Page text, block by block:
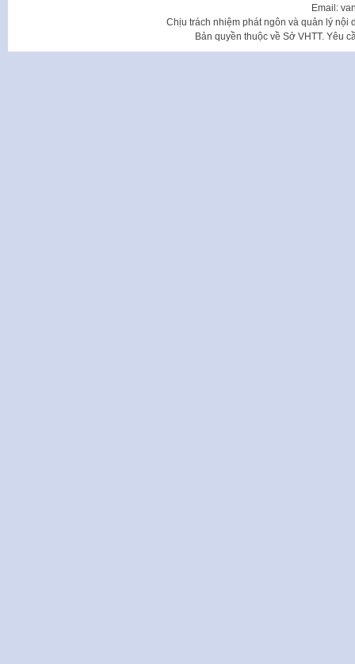
Email:
Chịu trách nhiệm phát ngôn và quản lý nội
Bản quyền thuộc về Sở VHTT. Yêu